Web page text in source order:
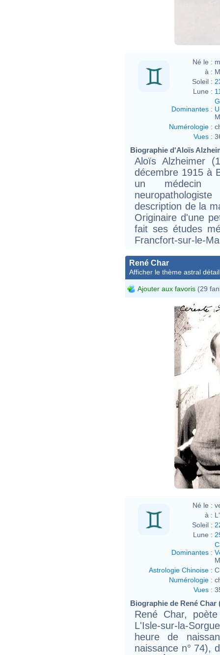
Né le :
à :
Soleil :
Lune :
Dominantes :
Numérologie :
Vues :
Biographie d'Aloïs
Aloïs Alzheimer
décembre 1915 à
un médecin
description de la
Originaire d'une
fait ses études
Francfort-sur-le-
René Char
Afficher le thème astral
Ajouter aux favoris (29
Né le :
à :
Soleil :
Lune :
Dominantes :
Astrologie Chinoise :
Numérologie :
Vues :
Biographie de René Char
René Char,
L'Isle-sur-la-
heure de
naissance n° 74),